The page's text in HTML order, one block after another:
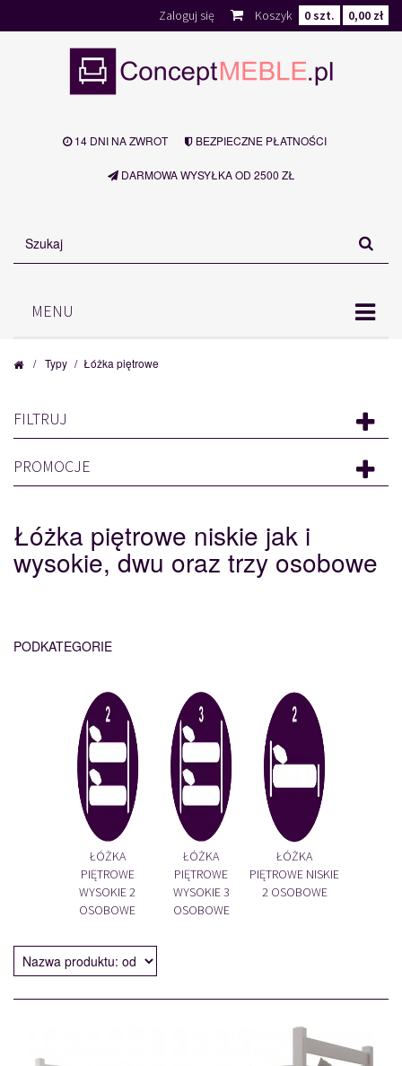
Koszyk 0szt. 0,00 zł
Zaloguj się
14 DNI NA ZWROT BEZPIECZNE PŁATNOŚCI
DARMOWA WYSYŁKA OD 2500 ZŁ
MENU
/ Typy / Łóżka piętrowe
FILTRUJ
PROMOCJE
Łóżka piętrowe niskie jak i
wysokie, dwu oraz trzy osobowe
PODKATEGORIE
ŁÓŻKA
PIĘTROWE
WYSOKIE 2
OSOBOWE
ŁÓŻKA
PIĘTROWE
WYSOKIE 3
OSOBOWE
ŁÓŻKA
PIĘTROWE NISKIE
2 OSOBOWE